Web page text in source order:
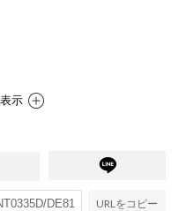
示
URLをコピー